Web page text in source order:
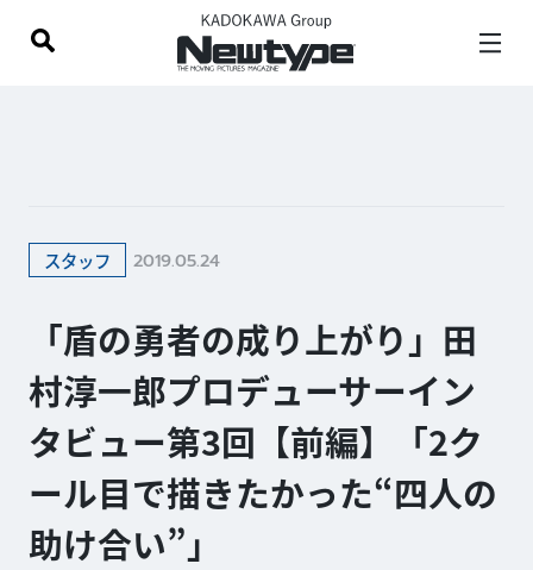
スタッフ 2019.05.24
「盾の勇者の成り上がり」田
村淳一郎プロデューサーイン
タビュー第3回【前編】「2ク
ール目で描きたかった“四人の
助け合い”」